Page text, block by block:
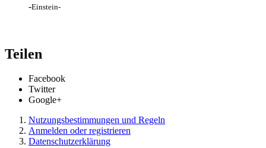
-Einstein-
Teilen
Facebook
Twitter
Google+
Nutzungsbestimmungen und Regeln
Anmelden oder registrieren
Datenschutzerklärung